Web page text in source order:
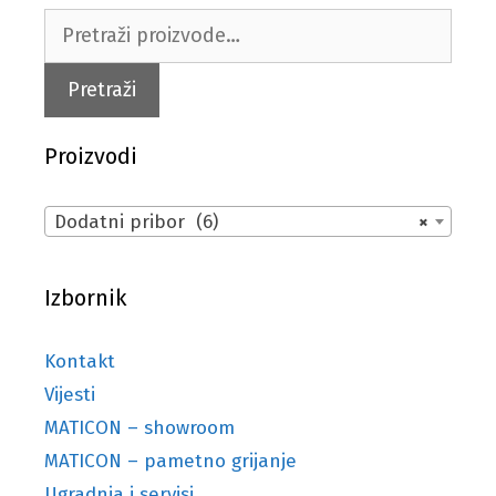
Pretraži
Proizvodi
×
Dodatni pribor (6)
Izbornik
Kontakt
Vijesti
MATICON – showroom
MATICON – pametno grijanje